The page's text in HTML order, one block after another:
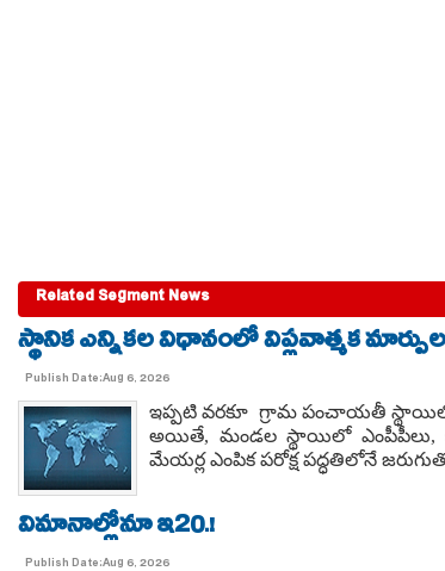
Related Segment News
స్థానిక ఎన్నికల విధానంలో విప్లవాత్మక
Publish Date:Aug 6, 2026
ఇప్పటి వరకూ గ్రామ పంచాయతీ స్థాయిలో
అయితే, మండల స్థాయిలో ఎంపీపీలు,
మేయర్ల ఎంపిక పరోక్ష పద్ధతిలోనే
విమానాల్లోనూ ఇ20.!
Publish Date:Aug 6, 2026